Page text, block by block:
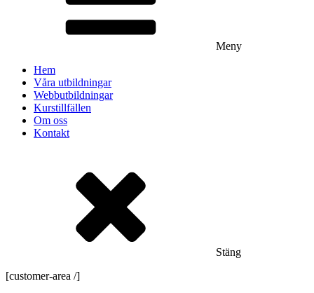
Meny
Hem
Våra utbildningar
Webbutbildningar
Kurstillfällen
Om oss
Kontakt
Stäng
[customer-area /]